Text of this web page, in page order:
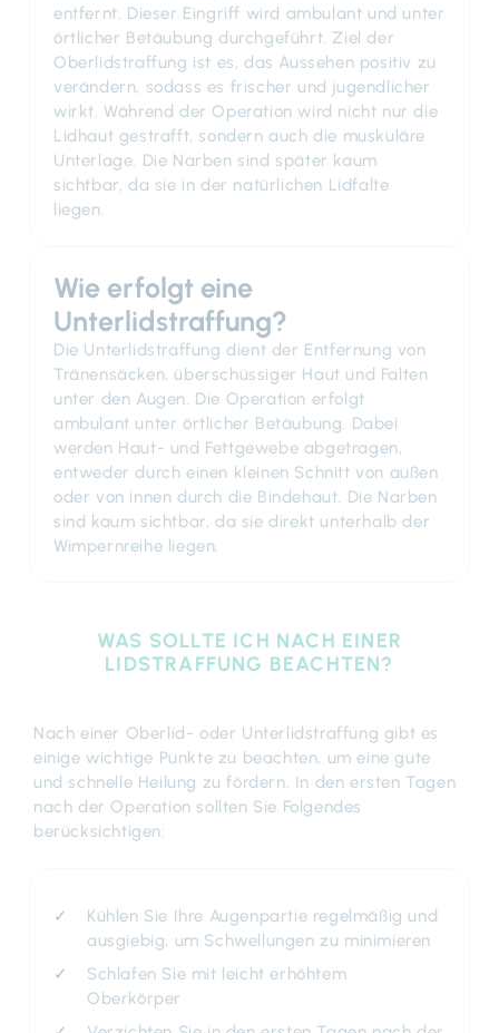
entfernt. Dieser Eingriff wird ambulant und unter
örtlicher Betäubung durchgeführt. Ziel der
Oberlidstraffung ist es, das Aussehen positiv zu
verändern, sodass es frischer und jugendlicher
wirkt. Während der Operation wird nicht nur die
Lidhaut gestrafft, sondern auch die muskuläre
Unterlage. Die Narben sind später kaum
sichtbar, da sie in der natürlichen Lidfalte
liegen.
Wie erfolgt eine
Unterlidstraffung?
Die Unterlidstraffung dient der Entfernung von
Tränensäcken, überschüssiger Haut und Falten
unter den Augen. Die Operation erfolgt
ambulant unter örtlicher Betäubung. Dabei
werden Haut- und Fettgewebe abgetragen,
entweder durch einen kleinen Schnitt von außen
oder von innen durch die Bindehaut. Die Narben
sind kaum sichtbar, da sie direkt unterhalb der
Wimpernreihe liegen.
WAS SOLLTE ICH NACH EINER
LIDSTRAFFUNG BEACHTEN?
Nach einer Oberlid- oder Unterlidstraffung gibt es
einige wichtige Punkte zu beachten, um eine gute
und schnelle Heilung zu fördern. In den ersten Tagen
nach der Operation sollten Sie Folgendes
berücksichtigen:
Kühlen Sie Ihre Augenpartie regelmäßig und
ausgiebig, um Schwellungen zu minimieren
Schlafen Sie mit leicht erhöhtem
Oberkörper